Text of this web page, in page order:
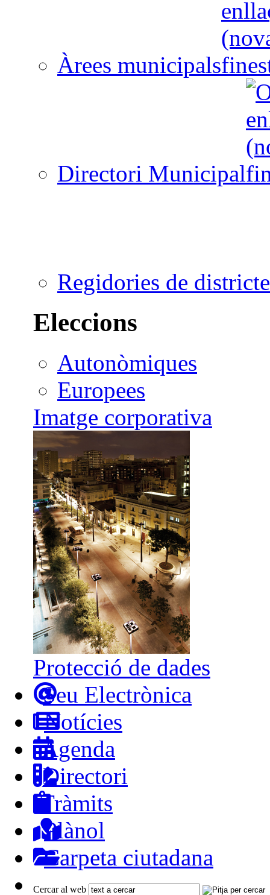
Àrees municipals
Directori Municipal
Regidories de districte
Eleccions
Autonòmiques
Europees
Imatge corporativa
Protecció de dades
Seu Electrònica
Notícies
Agenda
Directori
Tràmits
Plànol
Carpeta ciutadana
Cercar al web